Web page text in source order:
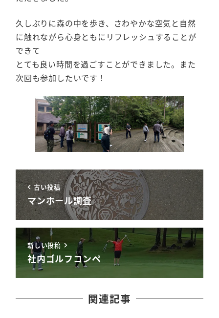
久しぶりに森の中を歩き、さわやかな空気と自然
に触れながら心身ともにリフレッシュすることが
できて
とても良い時間を過ごすことができました。また
次回も参加したいです！
古い投稿
マンホール調査
新しい投稿
社内ゴルフコンペ
関連記事